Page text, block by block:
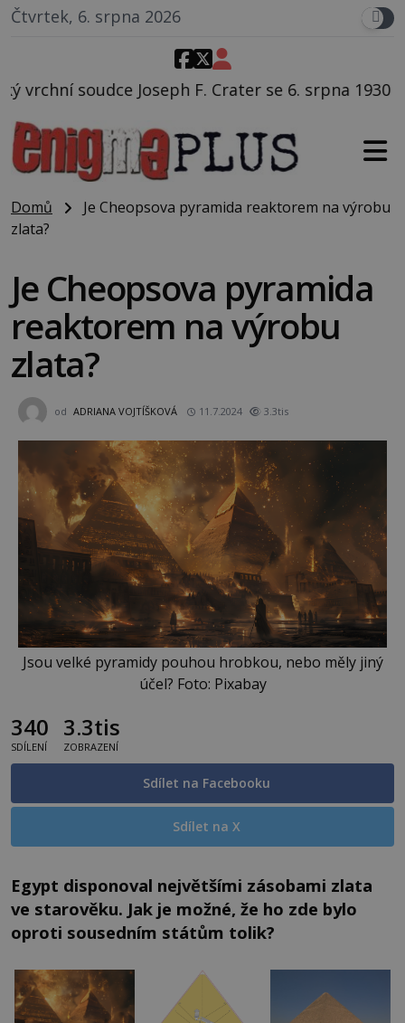
Čtvrtek, 6. srpna 2026
F. Crater se 6. srpna 1930 navečeří ve své
Domů
Je Cheopsova pyramida reaktorem na výrobu
zlata?
Je Cheopsova pyramida
reaktorem na výrobu
zlata?
od ADRIANA VOJTÍŠKOVÁ 11.7.2024 3.3tis
Jsou velké pyramidy pouhou hrobkou, nebo měly jiný
účel? Foto: Pixabay
340
SDÍLENÍ
3.3tis
ZOBRAZENÍ
Sdílet na Facebooku
Sdílet na X
Egypt disponoval největšími zásobami zlata
ve starověku. Jak je možné, že ho zde bylo
oproti sousedním státům tolik?